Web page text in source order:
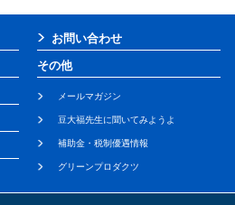
お問い合わせ
その他
メールマガジン
豆大福先生に聞いてみようよ
補助金・税制優遇情報
グリーンプロダクツ